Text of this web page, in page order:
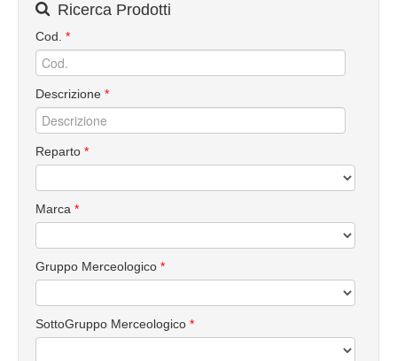
Ricerca Prodotti
Cod. *
Descrizione *
Reparto *
Marca *
Gruppo Merceologico *
SottoGruppo Merceologico *